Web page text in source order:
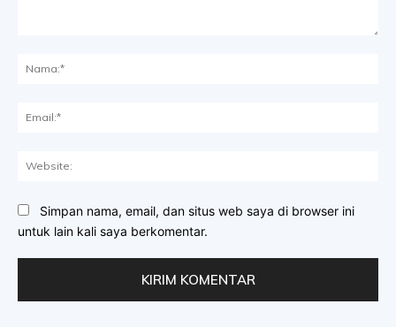
Simpan nama, email, dan situs web saya di browser ini
untuk lain kali saya berkomentar.